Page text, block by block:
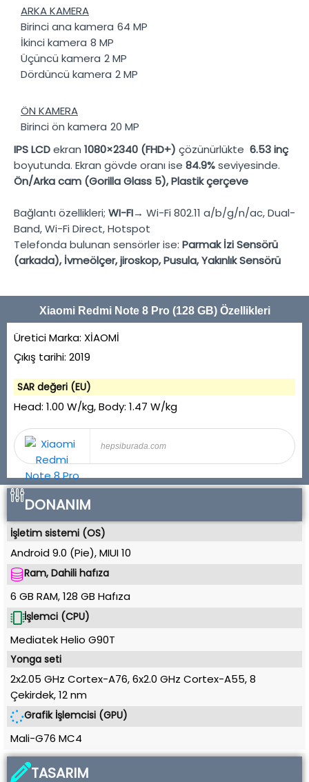
ARKA KAMERA
Birinci ana kamera 64 MP
İkinci kamera 8 MP
Üçüncü kamera 2 MP
Dördüncü kamera 2 MP
ÖN KAMERA
Birinci ön kamera 20 MP
IPS LCDekran 1080×2340 (FHD+) çözünürlükte 6.53 inç
boyutunda. Ekran gövde oranı ise 84.9%seviyesinde.
Ön/Arka cam (Gorilla Glass 5), Plastik çerçeve
Bağlantı özellikleri; WI-FI→ Wi-Fi 802.11 a/b/g/n/ac, Dual-
Band, Wi-Fi Direct, Hotspot
Telefonda bulunan sensörler ise: Parmak İzi Sensörü
(arkada), İvmeölçer, jiroskop, Pusula, Yakınlık Sensörü
Xiaomi Redmi Note 8 Pro (128 GB) Özellikleri
Üretici Marka: XİAOMİ
Çıkış tarihi: 2019
SAR değeri (EU)
Head: 1.00 W/kg, Body: 1.47 W/kg
hepsiburada.com
DONANIM
İşletim sistemi (OS)
Android 9.0 (Pie),MIUI 10
Ram, Dahili hafıza
6 GB RAM,128 GB Hafıza
İşlemci (CPU)
Mediatek Helio G90T
Yonga seti
2x2.05 GHz Cortex-A76, 6x2.0 GHz Cortex-A55, 8
Çekirdek,12 nm
Grafik İşlemcisi (GPU)
Mali-G76 MC4
TASARIM